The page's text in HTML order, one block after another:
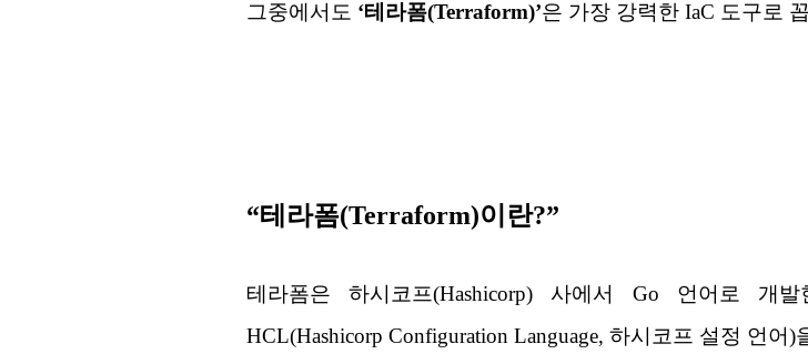
그중에서도 ‘테라폼(Terraform)’은 가장 강력한 IaC 도구로
“테라폼(Terraform)이란?”
테라폼은 하시코프(Hashicorp) 사에서 Go 언어로 개
HCL(Hashicorp Configuration Language, 하시코프 설정 언